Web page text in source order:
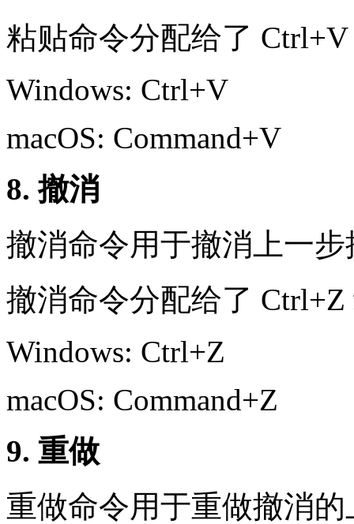
粘贴命令分配给了
Windows: Ctrl+V
macOS: Command+V
8. 撤消
撤消命令用于撤消上一步
撤消命令分配给了
Windows: Ctrl+Z
macOS: Command+Z
9. 重做
重做命令用于重做撤消